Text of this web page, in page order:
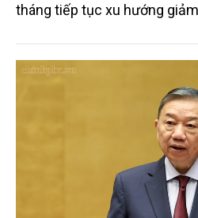
tháng tiếp tục xu hướng
trưởng khá. Diện tích rừng
thủy sản đều tăng nhẹ.